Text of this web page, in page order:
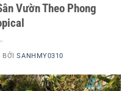
Vườn Theo Phong
BỞISANHMY0310